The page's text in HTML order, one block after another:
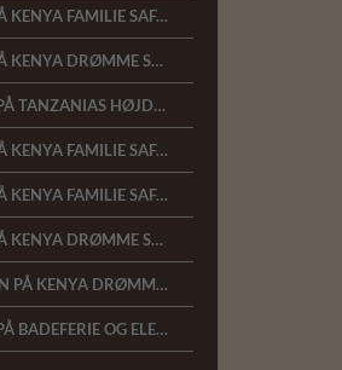
FRA REJSELEDER ANNA PÅ KENYA FAMILIE SAFARI 06.07.22
FRA REJSELEDER ANNA PÅ KENYA DRØMME SAFARI 05.03.2022
FRA REJSELEDER JESPER PÅ TANZANIAS HØJDEPUNKTER 17.01.22
FRA REJSELEDER ANNA PÅ KENYA FAMILIE SAFARI 16.01.22
FRA REJSELEDER ANNA PÅ KENYA FAMILIE SAFARI 18.10.2021
FRA REJSELEDER ANNA PÅ KENYA DRØMME SAFARI 01.03.2020
FRA REJSELEDER CARSTEN PÅ KENYA DRØMME SAFARI 16.02.2020
FRA REJSELEDER JESPER PÅ BADEFERIE OG ELEFANTSAFARI VED KENYAKYSTEN 11.02.2020